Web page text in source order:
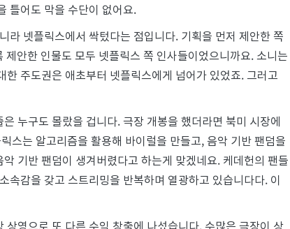
틀어도 막을 수단이 없어요.
라 넷플릭스에서 싹텄다는 점입니다. 기획을 먼저 제안한 쪽
안한 인물도 모두 넷플릭스 쪽 인사들이었으니까요. 소니는
주도권은 애초부터 넷플릭스에게 넘어가 있었죠. 그러고
누구도 몰랐을 겁니다. 극장 개봉을 했더라면 북미 시장에
스는 알고리즘을 활용해 바이럴을 만들고, 음악 기반 팬덤을
기반 팬덤이 생겨버렸다고 하는게 맞겠네요. 케데헌의 팬들
속감을 갖고 스트리밍을 반복하며 열광하고 있습니다다. 이
상영으로 또 다른 수익 창출에 나섰습니다. 수많은 극장이 상